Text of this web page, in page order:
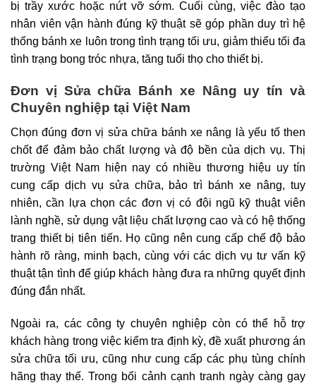
bị trầy xước hoặc nứt vỡ sớm. Cuối cùng, việc đào tạo
nhân viên vận hành đúng kỹ thuật sẽ góp phần duy trì hệ
thống bánh xe luôn trong tình trạng tối ưu, giảm thiểu tối đa
tình trạng bong tróc nhựa, tăng tuổi thọ cho thiết bị.
Đơn vị Sửa chữa Bánh xe Nâng uy tín và
Chuyên nghiệp tại Việt Nam
Chọn đúng đơn vị sửa chữa bánh xe nâng là yếu tố then
chốt để đảm bảo chất lượng và độ bền của dịch vụ. Thị
trường Việt Nam hiện nay có nhiều thương hiệu uy tín
cung cấp dịch vụ sửa chữa, bảo trì bánh xe nâng, tuy
nhiên, cần lựa chọn các đơn vị có đội ngũ kỹ thuật viên
lành nghề, sử dụng vật liệu chất lượng cao và có hệ thống
trang thiết bị tiên tiến. Họ cũng nên cung cấp chế độ bảo
hành rõ ràng, minh bạch, cùng với các dịch vụ tư vấn kỹ
thuật tận tình để giúp khách hàng đưa ra những quyết định
đúng đắn nhất.
Ngoài ra, các công ty chuyên nghiệp còn có thể hỗ trợ
khách hàng trong việc kiểm tra định kỳ, đề xuất phương án
sửa chữa tối ưu, cũng như cung cấp các phụ tùng chính
hãng thay thế. Trong bối cảnh cạnh tranh ngày càng gay